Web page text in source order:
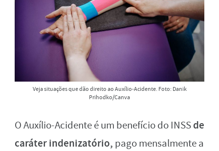
Veja situações que dão direito ao Auxílio-Acidente. Foto: Danik
Prihodko/Canva
O Auxílio-Acidente é um benefício do INSSde
caráter indenizatório, pago mensalmente a